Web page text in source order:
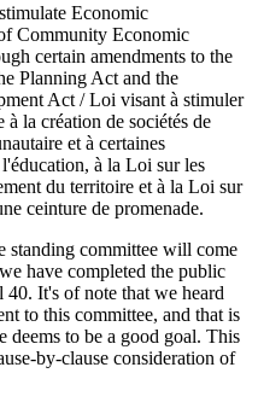
Economic
Community Economic
certain amendments to the
Planning Act and the
Act / Loi visant à stimuler
la création de sociétés de
et à certaines
à la Loi sur les
du territoire et à la Loi sur
ceinture de promenade.
standing committee will come
have completed the public
It's of note that we heard
to this committee, and that is
deems to be a good goal. This
by-clause consideration of